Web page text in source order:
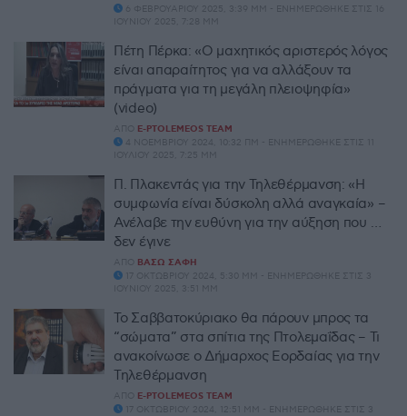
6 ΦΕΒΡΟΥΑΡΊΟΥ 2025, 3:39 ΜΜ - ΕΝΗΜΕΡΏΘΗΚΕ ΣΤΙΣ 16
ΙΟΥΝΊΟΥ 2025, 7:28 ΜΜ
Πέτη Πέρκα: «Ο μαχητικός αριστερός λόγος
είναι απαραίτητος για να αλλάξουν τα
πράγματα για τη μεγάλη πλειοψηφία»
(video)
ΑΠΌ E-PTOLEMEOS TEAM
4 ΝΟΕΜΒΡΊΟΥ 2024, 10:32 ΠΜ - ΕΝΗΜΕΡΏΘΗΚΕ ΣΤΙΣ 11
ΙΟΥΛΊΟΥ 2025, 7:25 ΜΜ
Π. Πλακεντάς για την Τηλεθέρμανση: «Η
συμφωνία είναι δύσκολη αλλά αναγκαία» –
Ανέλαβε την ευθύνη για την αύξηση που …
δεν έγινε
ΑΠΌ ΒΆΣΩ ΣΆΦΗ
17 ΟΚΤΩΒΡΊΟΥ 2024, 5:30 ΜΜ - ΕΝΗΜΕΡΏΘΗΚΕ ΣΤΙΣ 3
ΙΟΥΝΊΟΥ 2025, 3:51 ΜΜ
Το Σαββατοκύριακο θα πάρουν μπρος τα
“σώματα” στα σπίτια της Πτολεμαΐδας – Τι
ανακοίνωσε ο Δήμαρχος Εορδαίας για την
Τηλεθέρμανση
ΑΠΌ E-PTOLEMEOS TEAM
17 ΟΚΤΩΒΡΊΟΥ 2024, 12:51 ΜΜ - ΕΝΗΜΕΡΏΘΗΚΕ ΣΤΙΣ 3